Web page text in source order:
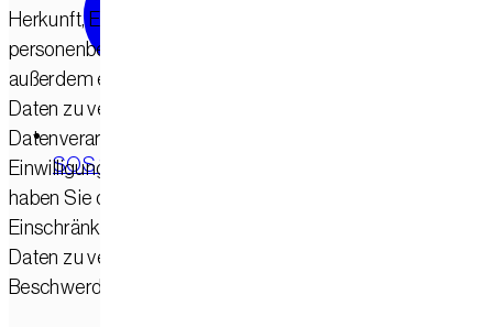
SOS Soforthilfe
Herkunft, Empfänger und Zweck Ihrer gespeicherten
personenbezogenen Daten zu erhalten. Sie haben
außerdem ein Recht, die Berichtigung oder Löschung
Daten zu verlangen. Wenn Sie eine Einwilligung zur
Datenverarbeitung erteilt haben, können Sie diese
Einwilligung jederzeit für die Zukunft widerrufen. Außerdem
haben Sie das Recht, unter bestimmten Umständen die
Einschränkung der Verarbeitung Ihrer personenbezogenen
Daten zu verlangen. Des Weiteren steht Ihnen ein
Beschwerderecht bei der zuständigen Aufsichtsbehörde